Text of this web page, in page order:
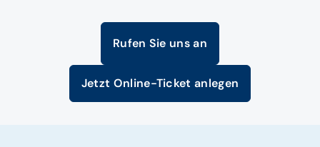
Rufen Sie uns an
Jetzt Online-Ticket anlegen